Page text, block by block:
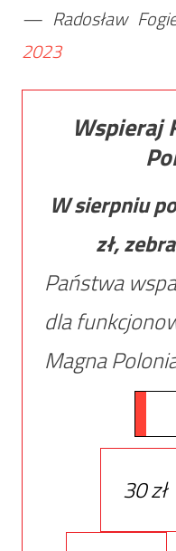
— Radosław
2023
Wspieraj
W sierpniu
zł,
Państwa
dla
Magna
30 zł